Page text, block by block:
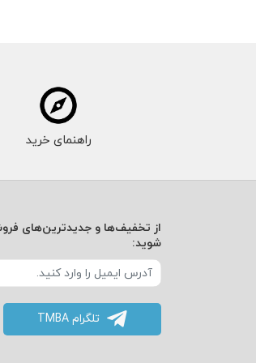
راهنمای خرید
از تخفیف‌ها و جدیدترین‌های
شوید:
تلگرام TMBA